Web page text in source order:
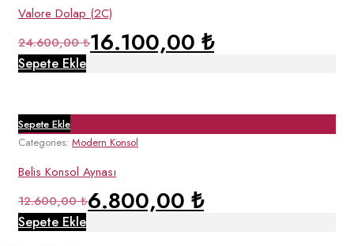
Valore Dolap (2C)
24.600,00₺16.100,00 ₺
Sepete Ekle
Sepete Ekle
Categories: Modern Konsol
Belis Konsol Aynası
12.600,00₺6.800,00 ₺
Sepete Ekle